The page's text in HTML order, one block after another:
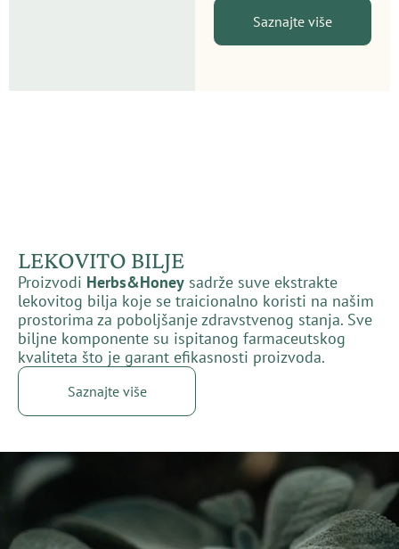
Saznajte više
LEKOVITO BILJE
Proizvodi Herbs&Honey sadrže suve ekstrakte
lekovitog bilja koje se traicionalno koristi na našim
prostorima za poboljšanje zdravstvenog stanja. Sve
biljne komponente su ispitanog farmaceutskog
kvaliteta što je garant efikasnosti proizvoda.
Saznajte više